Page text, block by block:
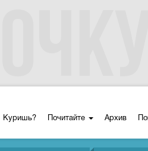
Куришь? Почитайте Архив